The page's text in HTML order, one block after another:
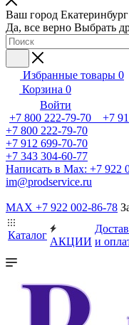
Ваш город
Да, все верно Выбрать
Избранные товары 0
Корзина 0
Войти
+7 800 222-79-70 +7
+7 800 222-79-70
+7 912 699-70-70
+7 343 304-60-77
Написать в Max: +7 922
im@prodservice.ru
MAX +7 922 002-86-78
Каталог
АКЦИИ и